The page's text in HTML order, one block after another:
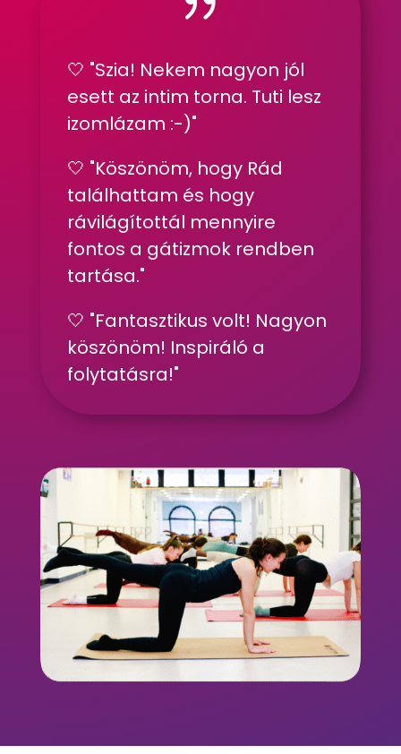
🤍 "Szia! Nekem nagyon jól
esett az intim torna. Tuti lesz
izomlázam :-)"
🤍 "Köszönöm, hogy Rád
találhattam és hogy
rávilágítottál mennyire
fontos a gátizmok rendben
tartása."
🤍 "Fantasztikus volt! Nagyon
köszönöm! Inspiráló a
folytatásra!"